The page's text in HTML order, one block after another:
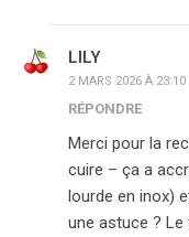
LILY
2 MARS 2026 À 23:10
RÉPONDRE
Merci pour la
cuire – ça a
lourde en inox)
une astuce ? Le